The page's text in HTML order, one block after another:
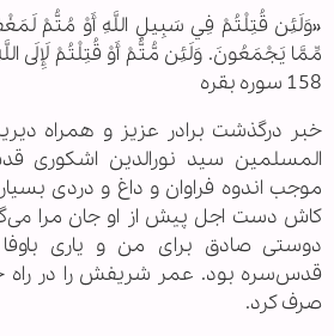
«وَلَئِن قُتِلْتُمْ فِي سَبِيلِ اللَّهِ أَوْ مُتُّمْ
158 سوره بقره
خبر درگذشت برادر عزیز و همراه
المسلمین سید نورالدین اشکوری
موجب اندوه فراوان و داغ و دردی
کاش دست اجل پیش از او جان مرا
دوستی صادق برای من و یاری
قدس‌سره بود. عمر شریفش را در راه
صرف کرد.